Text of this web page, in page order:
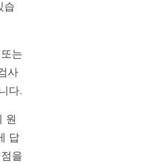
습
는
사
다.
원
답
을